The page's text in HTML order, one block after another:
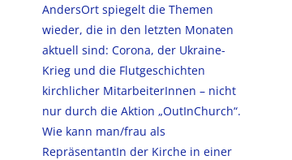
AndersOrt spiegelt die Themen
wieder, die in den letzten Monaten
aktuell sind: Corona, der Ukraine-
Krieg und die Flutgeschichten
kirchlicher MitarbeiterInnen – nicht
nur durch die Aktion „OutInChurch“.
Wie kann man/frau als
RepräsentantIn der Kirche in einer